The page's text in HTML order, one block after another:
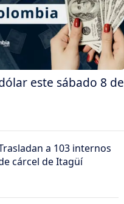
este sábado 8 de
a 103 internos
cárcel de Itagüí